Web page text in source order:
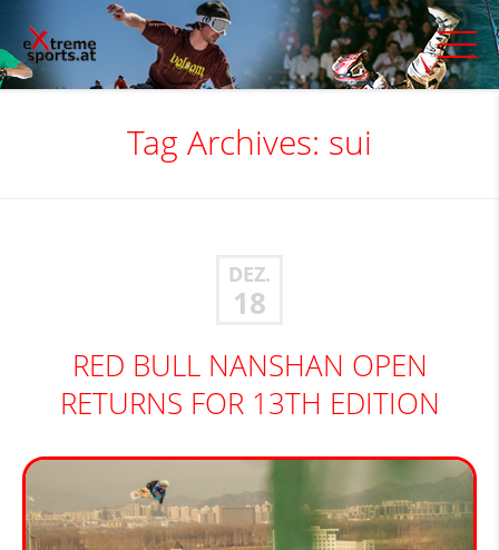
Tag Archives: sui
DEZ.
18
RED BULL NANSHAN OPEN
RETURNS FOR 13TH EDITION